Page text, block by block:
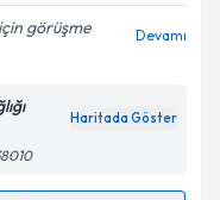
ilişkin
Aydınlatma
görüşme
Devamı
Haritada Göster